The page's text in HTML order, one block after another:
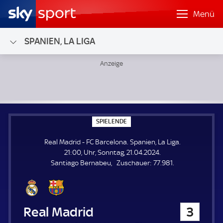
Menü
SPANIEN, LA LIGA
SPIELENDE
P
L
E
N
Real Madrid - FC Barcelona. Spanien, La Liga.
21:00, Uhr, Sonntag, 21.04.2024.
Santiago Bernabeu
Zuschauer: Z
77.981.
Real Madrid 3